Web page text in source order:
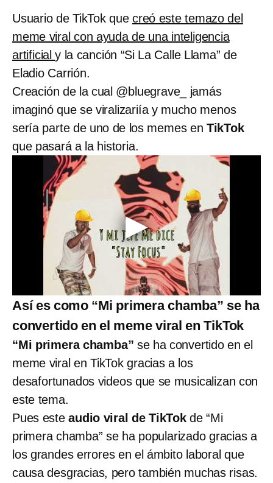
Usuario de TikTok quecreó este temazo del
meme viral con ayuda de una inteligencia
artificialy la canción “Si La Calle Llama” de
Eladio Carrión.
Creación de la cual @bluegrave_ jamás
imaginó que se viralizariía y mucho menos
sería parte de uno de los memes en TikTok
que pasará a la historia.
Así es como “Mi primera chamba” se ha
convertido en el meme viral en TikTok
“Mi primera chamba” se ha convertido en el
meme viral en TikTok gracias a los
desafortunados videos que se musicalizan con
este tema.
Pues esteaudio viral de TikTokde “Mi
primera chamba” se ha popularizado gracias a
los grandes errores en el ámbito laboral que
causa desgracias, pero también muchas risas.